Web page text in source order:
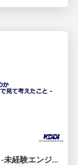
AI時代、エンジニアはどう育つのか -未経験エンジニアの成長を間近で見て考えたこと-